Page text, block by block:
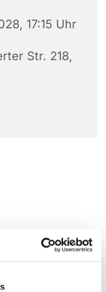
17:15 Uhr
Str. 218,